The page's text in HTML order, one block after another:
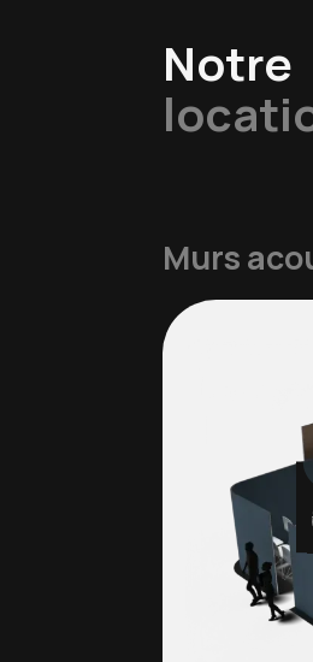
Notre
Murs